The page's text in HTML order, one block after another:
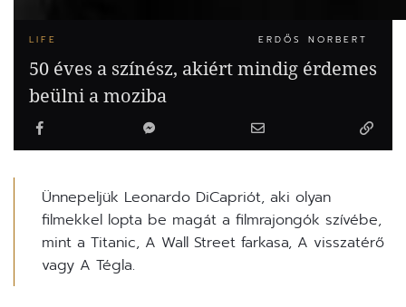
LIFE ERDŐS NORBERT
50 éves a színész, akiért mindig érdemes
beülni a moziba
Ünnepeljük Leonardo DiCapriót, aki olyan
filmekkel lopta be magát a filmrajongók szívébe,
mint a Titanic, A Wall Street farkasa, A visszatérő
vagy A Tégla.